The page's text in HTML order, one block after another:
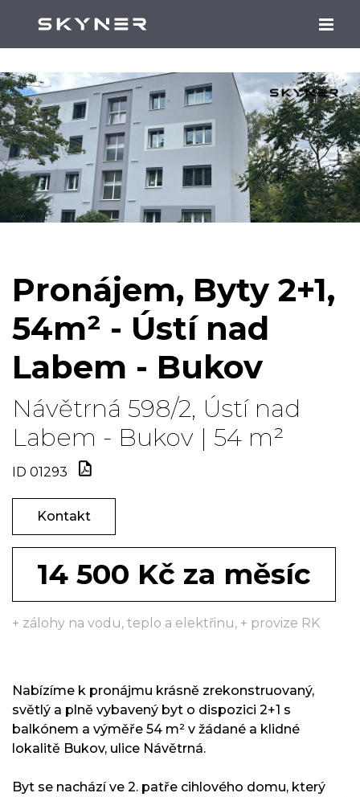
Pronájem, Byty 2+1,
54m² - Ústí nad
Labem - Bukov
Návětrná 598/2, Ústí nad
Labem - Bukov | 54 m²
ID 01293
Kontakt
14 500 Kč za měsíc
+ zálohy na vodu, teplo a elektřinu, + provize RK
Nabízíme k pronájmu krásně zrekonstruovaný,
světlý a plně vybavený byt o dispozici 2+1 s
balkónem a výměře 54 m² v žádané a klidné
lokalitě Bukov, ulice Návětrná.
Byt se nachází ve 2. patře cihlového domu, který